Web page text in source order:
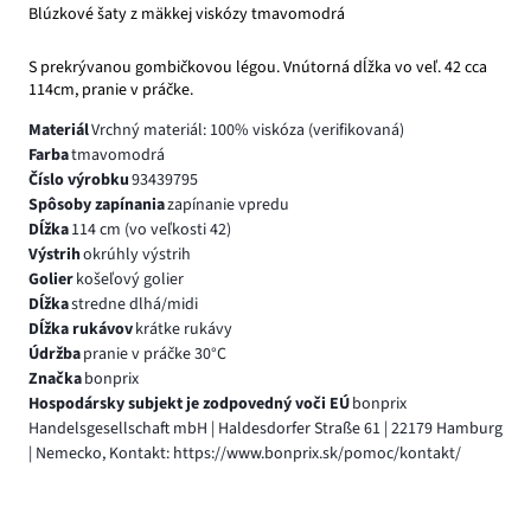
Blúzkové šaty z mäkkej viskózy tmavomodrá
S prekrývanou gombičkovou légou. Vnútorná dĺžka vo veľ. 42 cca
114cm, pranie v práčke.
MateriálVrchný materiál: 100% viskóza (verifikovaná)
Farbatmavomodrá
Číslo výrobku93439795
Spôsoby zapínaniazapínanie vpredu
Dĺžka114 cm (vo veľkosti 42)
Výstrihokrúhly výstrih
Golierkošeľový golier
Dĺžkastredne dlhá/midi
Dĺžka rukávovkrátke rukávy
Údržbapranie v práčke 30°C
Značkabonprix
Hospodársky subjekt je zodpovedný voči EÚbonprix
Handelsgesellschaft mbH | Haldesdorfer Straße 61 | 22179 Hamburg
| Nemecko, Kontakt: https://www.bonprix.sk/pomoc/kontakt/